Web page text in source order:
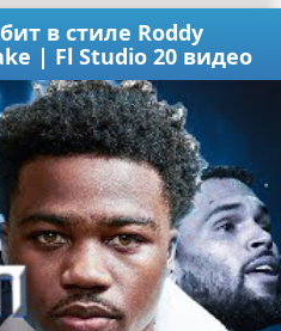
в стиле Roddy
| Fl Studio 20 видео